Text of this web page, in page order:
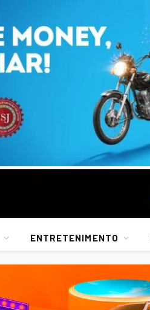
ENTRETENIMENTO